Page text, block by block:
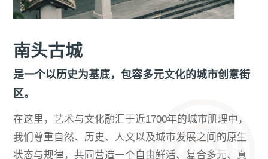
南头古城
是一个以历史为基底，包容多元文化的城市创意街
区。
在这里，艺术与文化融汇于近1700年的城市肌理中，
我们尊重自然、历史、人文以及城市发展之间的原生
状态与规律，共同营造一个自由鲜活、复合多元、真